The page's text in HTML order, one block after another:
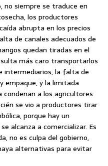
no siempre se traduce en
los productores
abrupta en los precios
de canales adecuados de
quedan tiradas en el
más caro transportarlos
intermediarios, la falta de
empaque, y la limitada
a los agricultores
se vio a productores tirar
porque hay un
alcanza a comercializar. Es
no es culpa del gobierno,
alternativas para evitar